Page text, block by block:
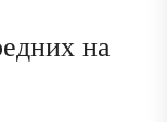
на